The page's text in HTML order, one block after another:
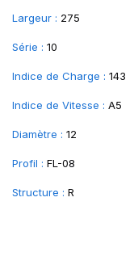
Largeur : 275
Série : 10
Indice de Charge : 143
Indice de Vitesse : A5
Diamètre : 12
Profil : FL-08
Structure : R